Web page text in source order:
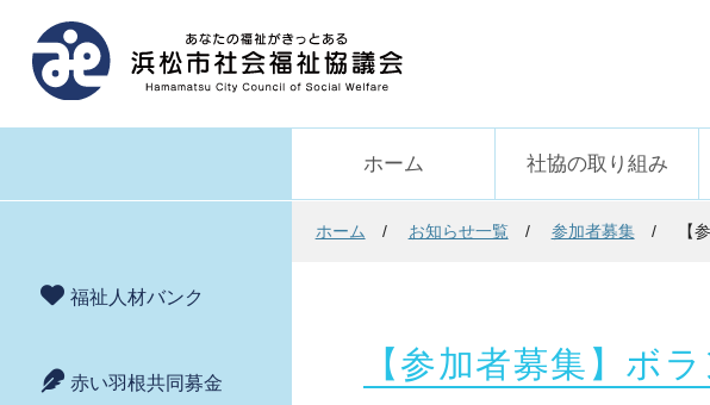
ホーム 社協の取り組み
ホーム お知らせ一覧 参加者募集 【
福祉人材バンク
赤い羽根共同募金 【参加者募集】ボ